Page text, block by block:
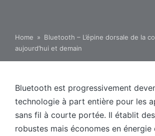
Home » Bluetooth – L’épine dorsale de la
aujourd’hui et demain
Bluetooth est progressivement
technologie à part entière pour les
sans fil à courte portée. Il établit
robustes mais économes en énergie